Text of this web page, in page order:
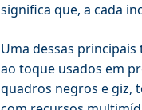
significa que, a cada
Uma dessas
ao toque usados em
quadros negros e giz,